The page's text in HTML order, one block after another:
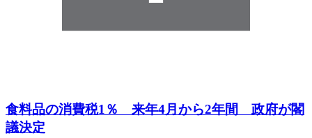
食料品の消費税1％ 来年4月から2年間 政府が閣
議決定